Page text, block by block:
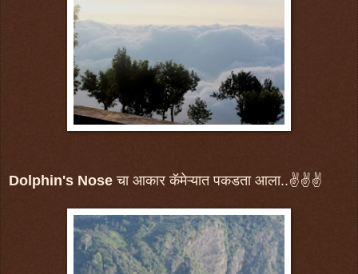
Dolphin's Nose चा आकारकॅमेऱ्यात पकडता आला..✌✌✌